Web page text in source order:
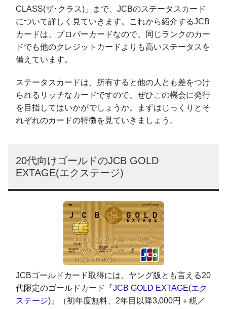
CLASS(ザ･クラス)」まで、JCBのステータスカード
について詳しく見ていきます。これから紹介するJCB
カードは、プロパーカードなので、同じランクのカー
ドでも他のクレジットカードよりも高いステータスを
備えています。
ステータスカードは、所有すると他の人とも差をつけ
られるリッチなカードですので、ぜひこの機会に発行
を目指してはいかがでしょうか。まずはじっくりとそ
れぞれのカードの特徴を見ていきましょう。
20代向けゴールドのJCB GOLD
EXTAGE(エクステージ)
JCBゴールドカード取得には、ヤング版とも言える20
代限定のゴールドカード『JCB GOLD EXTAGE(エク
ステージ)』（初年度無料、2年目以降3,000円＋税／